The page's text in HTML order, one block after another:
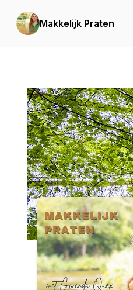
Makkelijk Praten